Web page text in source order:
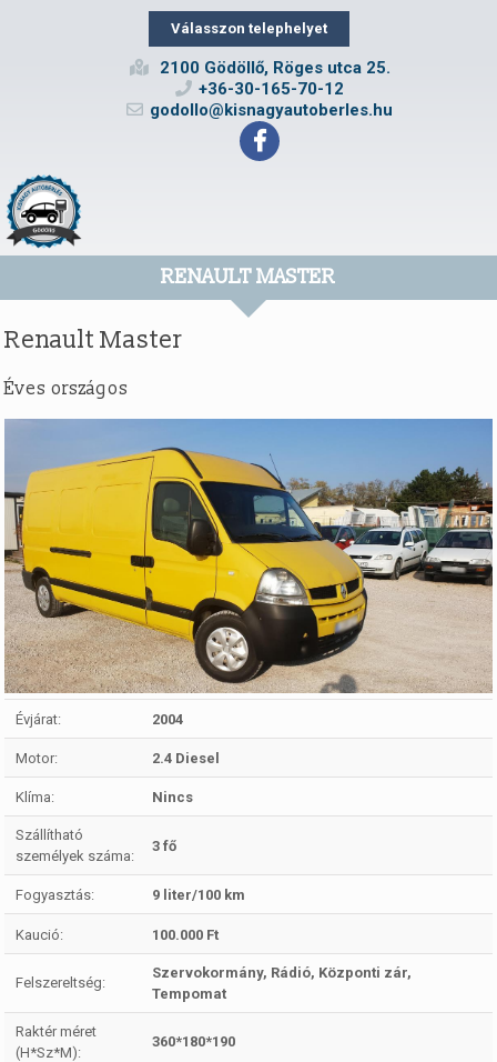
Válasszon telephelyet
2100 Gödöllő, Röges utca 25.
+36-30-165-70-12
godollo@kisnagyautoberles.hu
RENAULT MASTER
Renault Master
Éves országos
Évjárat: 2004
Motor: 2.4 Diesel
Klíma: Nincs
Szállítható
személyek száma:
3 fő
Fogyasztás: 9 liter/100 km
Kaució: 100.000 Ft
Felszereltség:
Szervokormány, Rádió, Központi zár,
Tempomat
Raktér méret
(H*Sz*M):
360*180*190